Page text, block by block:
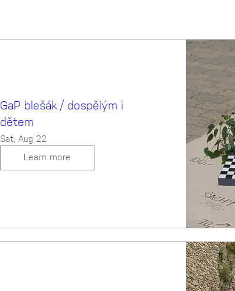
GaP blešák / dospělým i
dětem
Sat, Aug 22
Learn more